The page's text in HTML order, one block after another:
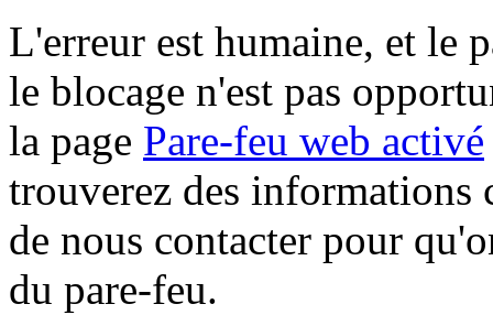
L'erreur est humaine, et le
le blocage n'est pas
la page Pare-feu web activé
trouverez des informations
de nous contacter pour
du pare-feu.